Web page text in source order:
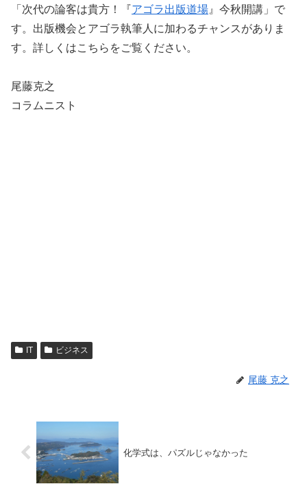
「次代の論客は貴方！『アゴラ出版道場 』今秋開講」で
す。出版機会とアゴラ執筆人に加わるチャンスがありま
す。詳しくはこちらをご覧ください。
尾藤克之
コラムニスト
IT ビジネス
尾藤 克之
化学式は、パズルじゃなかった